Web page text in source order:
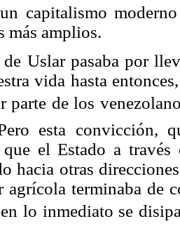
capitalismo
más amplios.
Uslar pasaba por
vida hasta
parte de los
esta convicción,
el Estado a través
hacia otras
agrícola terminaba de
lo inmediato se